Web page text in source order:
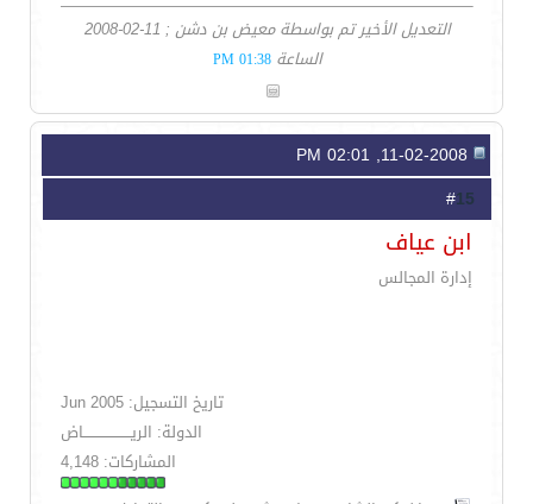
التعديل الأخير تم بواسطة معيض بن دشن ; 11-02-2008
الساعة01:38 PM
15
ابن عياف
إدارة المجالس
تاريخ التسجيل: Jun 2005
الدولة: الريــــــــــــــــــــاض
المشاركات: 4,148